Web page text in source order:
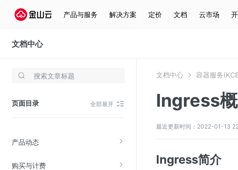
产品与服务 解决方案 定价 文档 云市场
文档中心
容器服务(KCE)
页面目录 全部展开
产品动态
购买与计费
存储与云分发
云硬盘(EBS)
文档中心 容器服务
Ingress
最近更新时间：2022-01-13
Ingress简介